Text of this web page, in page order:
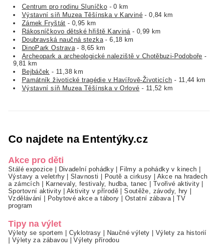
Centrum pro rodinu Sluníčko - 0 km
Výstavní síň Muzea Těšínska v Karviné - 0,84 km
Zámek Fryštát - 0,95 km
Rákosníčkovo dětské hřiště Karviná - 0,99 km
Doubravská naučná stezka - 6,18 km
DinoPark Ostrava- 8,65 km
Archeopark a archeologické naleziště v Chotěbuzi-Podoboře -
9,81 km
Bejbáček - 11,38 km
Památník životické tragédie v Havířově-Životicích - 11,44 km
Výstavní síň Muzea Těšínska v Orlové - 11,52 km
Co najdete na Ententýky.cz
Akce pro děti
Stálé expozice Divadelní pohádky Filmy a pohádky v kinech
Výstavy a veletrhy|Slavnosti Poutě a cirkusy
Akce na hradech
a zámcích
Karnevaly, festivaly, hudba, tanec Tvořivé aktivity
Sportovní aktivity|Aktivity v přírodě |Soutěže, závody, hry
Vzdělávání
Pobytové akce a tábory Ostatní zábava |TV
program
Tipy na výlet
Výlety se sportem Cyklotrasy Naučné výlety
Výlety za historií
Výlety za zábavou |Výlety přírodou